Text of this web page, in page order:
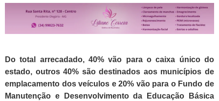
Do total arrecadado, 40% vão para o caixa único do
estado, outros 40% são destinados aos municípios de
emplacamento dos veículos e 20% vão para o Fundo de
Manutenção e Desenvolvimento da Educação Básica